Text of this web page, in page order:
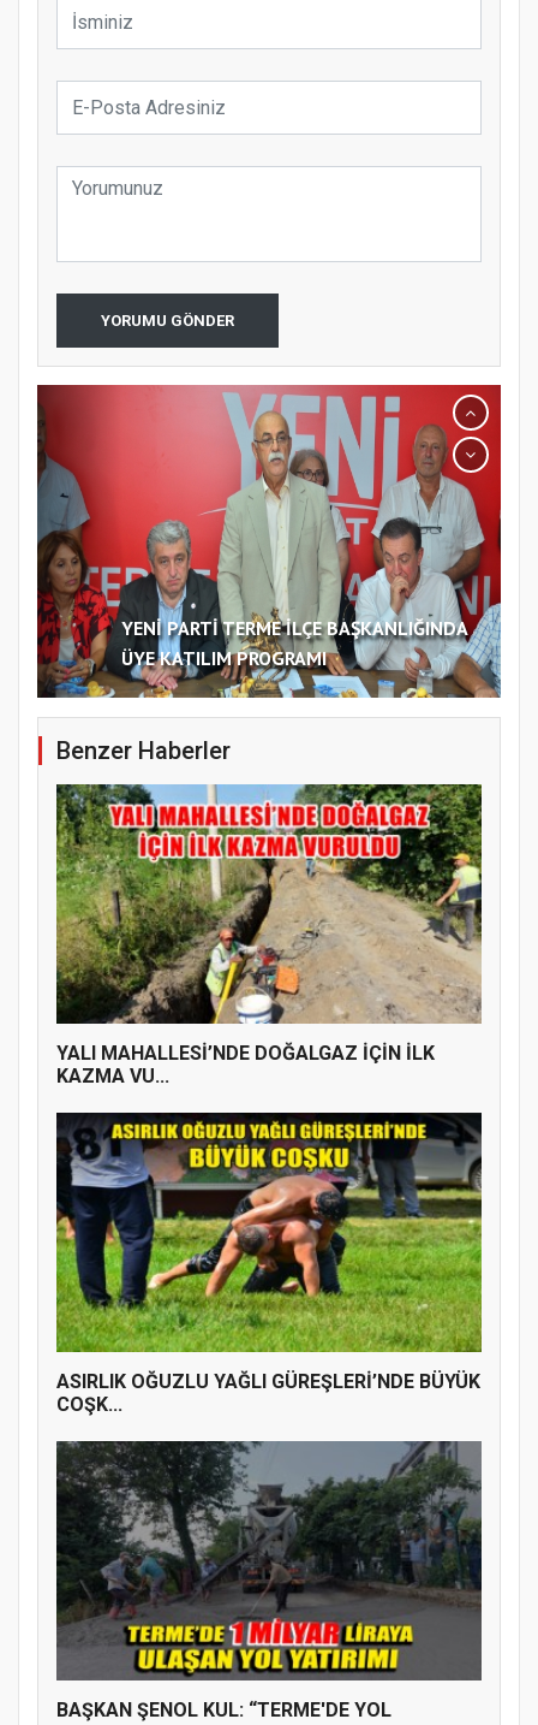
YORUMU GÖNDER
YENİ PARTİ TERME İLÇE BAŞKANLIĞINDA
ÜYE KATILIM PROGRAMI
Benzer Haberler
YALI MAHALLESİ’NDE DOĞALGAZ İÇİN İLK
KAZMA VU...
ASIRLIK OĞUZLU YAĞLI GÜREŞLERİ’NDE BÜYÜK
COŞK...
BAŞKAN ŞENOL KUL: “TERME'DE YOL